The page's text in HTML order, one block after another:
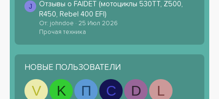
J
Отзывы о FAIDET (мотоциклы 530TT, Z500,
R450, Rebel 400 EFI)
От: johndoe
25 Июл 2026
Прочая техника
НОВЫЕ ПОЛЬЗОВАТЕЛИ
V K П С D
L